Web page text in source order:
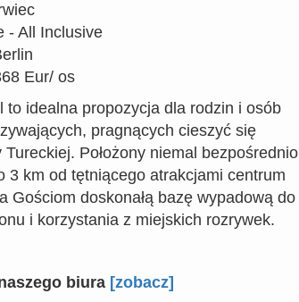
- All Inclusive
Eur/ os
to idealna propozycja dla rodzin i osób
pragnących cieszyć się
Położony niemal bezpośrednio
3 km od tętniącego atrakcjami centrum
Gościom doskonałą bazę wypadową do
i korzystania z miejskich rozrywek.
biura [zobacz]